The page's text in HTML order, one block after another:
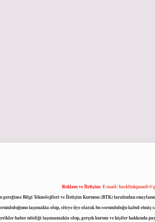
Reklam ve İletişim:E-mail:
gereğince Bilgi Teknolojileri ve İletişim Kurumu (BTK) tarafından
taşımakta olup, siteye üye olarak bu sorumluluğu kabul etmiş
haber niteliği taşımamakta olup, gerçek kurum ve kişiler hakkında